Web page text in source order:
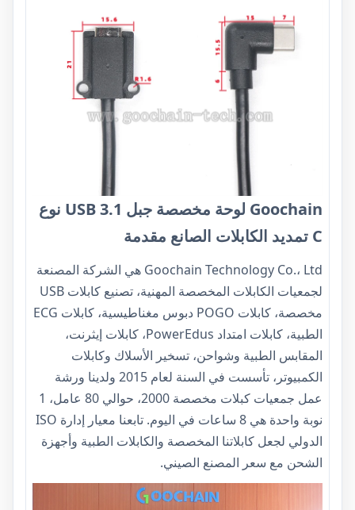
Goochain لوحة مخصصة جبل USB 3.1 نوع
C تمديد الكابلات الصانع مقدمة
Goochain Technology Co.، Ltd هي الشركة المصنعة
لجمعيات الكابلات المخصصة المهنية، تصنيع كابلات USB
مخصصة، كابلات POGO دبوس مغناطيسية، كابلات ECG
الطبية، كابلات امتداد PowerEdus، كابلات إيثرنت،
المقابس الطبية وشواحن، تسخير الأسلاك وكابلات
الكمبيوتر، تأسست في السنة لعام 2015 ولدينا ورشة
عمل جمعيات كبلات مخصصة 2000، حوالي 80 عامل، 1
نوبة واحدة هي 8 ساعات في اليوم. تابعنا معيار إدارة ISO
الدولي لجعل كابلاتنا المخصصة والكابلات الطبية وأجهزة
الشحن مع سعر المصنع الصيني.